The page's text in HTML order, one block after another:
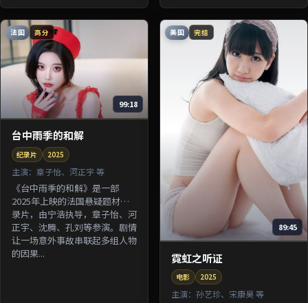
法国 高分
99:18
台中雨季的和解
纪录片 2025
主演： 章子怡、河正宇 等
《台中雨季的和解》是一部
2025年上映的法国悬疑题材纪
录片，由宁浩执导，章子怡、河
正宇、沈腾、孔刘等参演。剧情
让一场意外事故串联起多组人物
的因果...
美国 完结
89:45
霓虹之听证
电影 2025
主演： 孙艺珍、宋康昊 等